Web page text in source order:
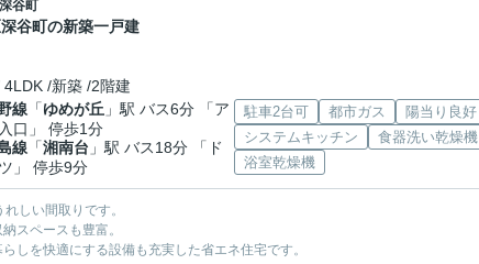
深谷町
谷町の新築一戸建
/新築 /2階建
線 「ゆめが丘 」駅 バス6分 「ア
口」 停歩1分
線 「湘南台 」駅 バス18分 「ド
」 停歩9分
駐車2台可 都市ガス
陽当り良好
システムキッチン
食器洗い乾燥機
浴室乾燥機
しい間取りです。
スペースも豊富。
しを快適にする設備も充実した省エネ住宅です。